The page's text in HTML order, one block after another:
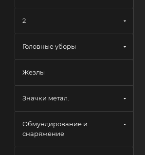
2
Головные уборы
Жезлы
Значки метал.
Обмундирование и
снаряжение